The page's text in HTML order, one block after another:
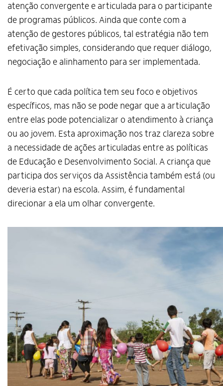
atenção convergente e articulada para o participante
de programas públicos. Ainda que conte com a
atenção de gestores públicos, tal estratégia não tem
efetivação simples, considerando que requer diálogo,
negociação e alinhamento para ser implementada.
É certo que cada política tem seu foco e objetivos
específicos, mas não se pode negar que a articulação
entre elas pode potencializar o atendimento à criança
ou ao jovem. Esta aproximação nos traz clareza sobre
a necessidade de ações articuladas entre as políticas
de Educação e Desenvolvimento Social. A criança que
participa dos serviços da Assistência também está (ou
deveria estar) na escola. Assim, é fundamental
direcionar a ela um olhar convergente.